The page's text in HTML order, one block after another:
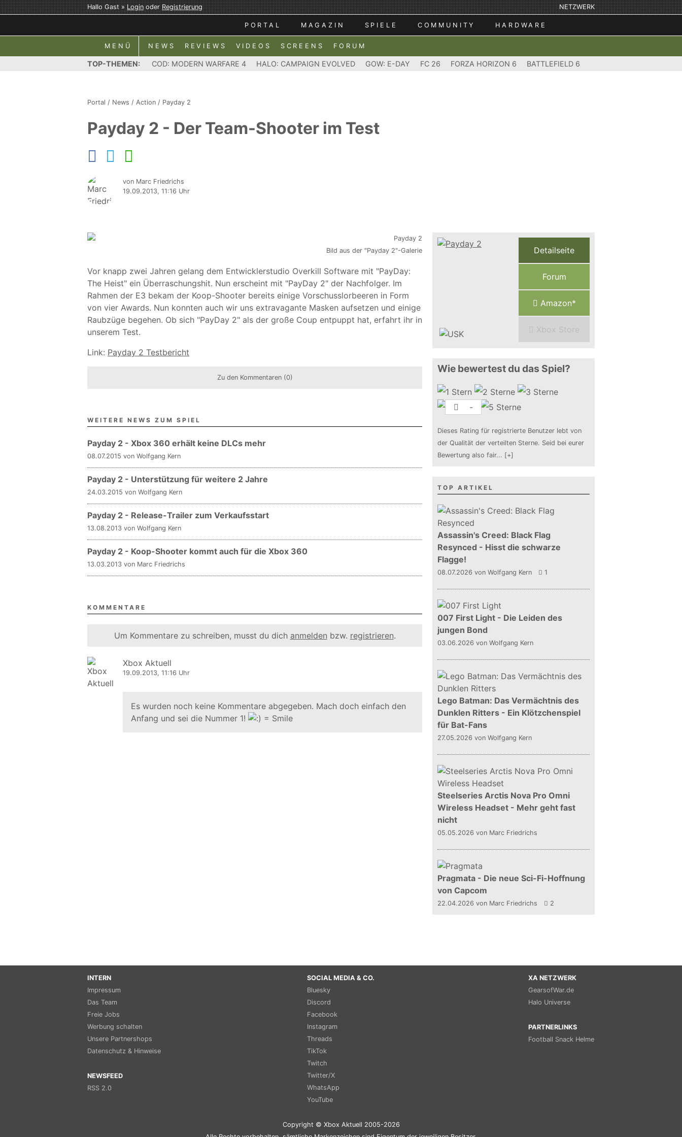
Hallo Gast »LoginoderRegistrierung NETZWERK
PORTAL MAGAZIN SPIELE COMMUNITY HARDWARE
MENÜ NEWS REVIEWS VIDEOS SCREENS FORUM
TOP-THEMEN: COD: MODERN WARFARE 4 HALO: CAMPAIGN EVOLVED GOW: E-DAY FC 26 FORZA HORIZON 6 BATTLEFIELD 6
Portal / News / Action / Payday 2
Payday 2 - Der Team-Shooter im Test
von Marc Friedrichs
19.09.2013, 11:16 Uhr
Bild aus der "Payday 2"-Galerie
Vor knapp zwei Jahren gelang dem Entwicklerstudio Overkill Software mit "PayDay:
The Heist" ein Überraschungshit. Nun erscheint mit "PayDay 2" der Nachfolger. Im
Rahmen der E3 bekam der Koop-Shooter bereits einige Vorschusslorbeeren in Form
von vier Awards. Nun konnten auch wir uns extravagante Masken aufsetzen und einige
Raubzüge begehen. Ob sich "PayDay 2" als der große Coup entpuppt hat, erfahrt ihr in
unserem Test.
Link: Payday 2 Testbericht
Zu den Kommentaren (0)
WEITERE NEWS ZUM SPIEL
Payday 2 - Xbox 360 erhält keine DLCs mehr
08.07.2015 von Wolfgang Kern
Payday 2 - Unterstützung für weitere 2 Jahre
24.03.2015 von Wolfgang Kern
Payday 2 - Release-Trailer zum Verkaufsstart
13.08.2013 von Wolfgang Kern
Payday 2 - Koop-Shooter kommt auch für die Xbox 360
13.03.2013 von Marc Friedrichs
KOMMENTARE
Um Kommentare zu schreiben, musst du dich anmelden bzw. registrieren.
Xbox Aktuell
19.09.2013, 11:16 Uhr
Es wurden noch keine Kommentare abgegeben. Mach doch einfach den
Anfang und sei die Nummer 1!
Detailseite
Forum
Amazon*
Xbox Store
Wie bewertest du das Spiel?
-
Dieses Rating für registrierte Benutzer lebt von
der Qualität der verteilten Sterne. Seid bei eurer
Bewertung also fair... [+]
TOP ARTIKEL
Assassin's Creed: Black Flag
Resynced - Hisst die schwarze
Flagge!
08.07.2026 von Wolfgang Kern 1
007 First Light - Die Leiden des
jungen Bond
03.06.2026 von Wolfgang Kern
Lego Batman: Das Vermächtnis des
Dunklen Ritters - Ein Klötzchenspiel
für Bat-Fans
27.05.2026 von Wolfgang Kern
Steelseries Arctis Nova Pro Omni
Wireless Headset - Mehr geht fast
nicht
05.05.2026 von Marc Friedrichs
Pragmata - Die neue Sci-Fi-Hoffnung
von Capcom
22.04.2026 von Marc Friedrichs 2
INTERN
Impressum
Das Team
Freie Jobs
Werbung schalten
Unsere Partnershops
Datenschutz & Hinweise
NEWSFEED
RSS 2.0
SOCIAL MEDIA & CO.
Bluesky
Discord
Facebook
Instagram
Threads
TikTok
Twitch
Twitter/X
WhatsApp
YouTube
XA NETZWERK
GearsofWar.de
Halo Universe
PARTNERLINKS
Football Snack Helme
Copyright © Xbox Aktuell 2005-2026